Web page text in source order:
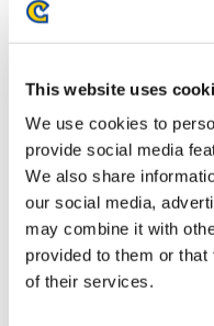
This website uses
We use cookies to
provide social media
We also share
our social media,
may combine it with
provided to them or
of their services.
モンスターハンターワイ